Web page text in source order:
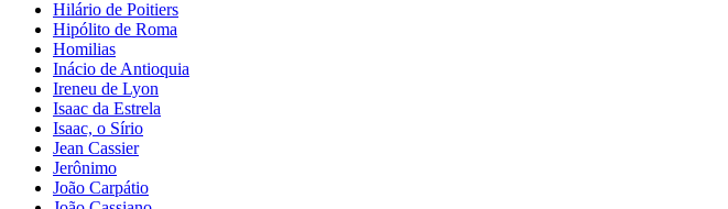
Hilário de Poitiers
Hipólito de Roma
Homilias
Inácio de Antioquia
Ireneu de Lyon
Isaac da Estrela
Isaac, o Sírio
Jean Cassier
Jerônimo
João Carpátio